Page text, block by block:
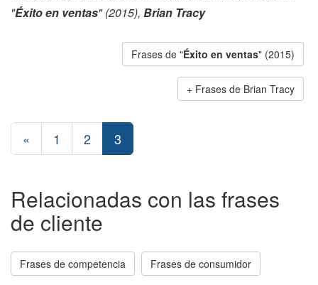
"Éxito en ventas" (2015), Brian Tracy
Frases de "Éxito en ventas" (2015)
Frases de Brian Tracy
« 1 2 3
Relacionadas con las frases
de cliente
Frases de competencia Frases de consumidor